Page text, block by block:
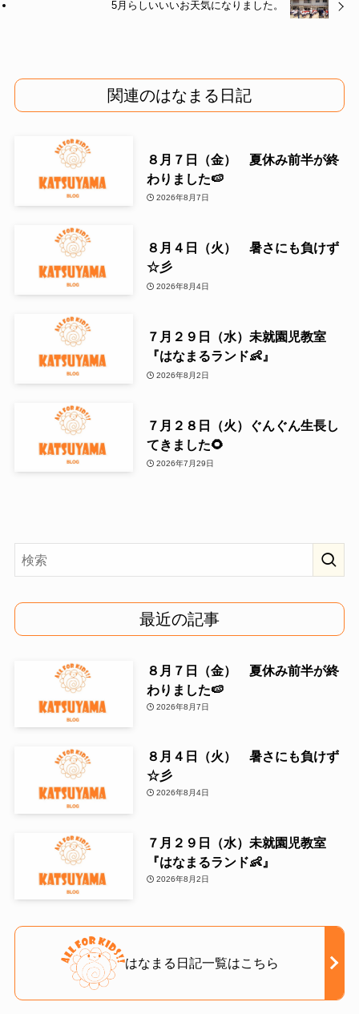
5月らしいいいお天気になりました。
関連のはなまる日記
８月７日（金） 夏休み前半が終
わりました🍉
2026年8月7日
８月４日（火） 暑さにも負けず
☆彡
2026年8月4日
７月２９日（水）未就園児教室
『はなまるランド👶』
2026年8月2日
７月２８日（火）ぐんぐん生長し
てきました🌻
2026年7月29日
最近の記事
８月７日（金） 夏休み前半が終
わりました🍉
2026年8月7日
８月４日（火） 暑さにも負けず
☆彡
2026年8月4日
７月２９日（水）未就園児教室
『はなまるランド👶』
2026年8月2日
はなまる日記一覧はこちら